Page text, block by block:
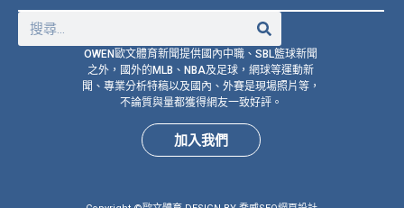
OWEN歐文體育新聞提供國內中職、SBL籃球新聞
之外，國外的MLB、NBA及足球，網球等運動新
聞、專業分析特稿以及國內、外賽是現場照片等，
不論質與量都獲得網友一致好評。
加入我們